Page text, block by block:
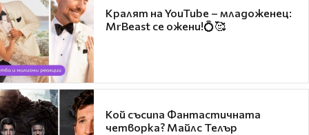
Кралят на YouTube – младоженец:
MrBeast се ожени!💍🥰
Кой съсипа Фантастичната
четворка? Майлс Телър